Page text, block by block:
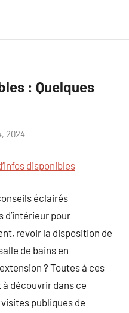
: Quelques
2024
disponibles
éclairés
d’intérieur pour
revoir la disposition de
de bains en
? Toutes à ces
à découvrir dans ce
publiques de